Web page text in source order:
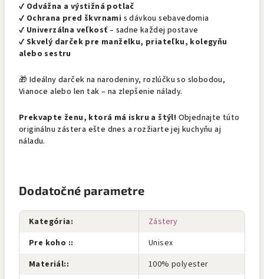
✔️ Odvážna a výstižná potlač
✔️ Ochrana pred škvrnami s dávkou sebavedomia
✔️ Univerzálna veľkosť – sadne každej postave
✔️ Skvelý darček pre manželku, priateľku, kolegyňu
alebo sestru
🎁 Ideálny darček na narodeniny, rozlúčku so slobodou,
Vianoce alebo len tak – na zlepšenie nálady.
Prekvapte ženu, ktorá má iskru a štýl! Objednajte túto
originálnu zástera ešte dnes a rozžiarte jej kuchyňu aj
náladu.
Dodatočné parametre
Kategória:
Zástery
Pre koho ::
Unisex
Materiál::
100% polyester